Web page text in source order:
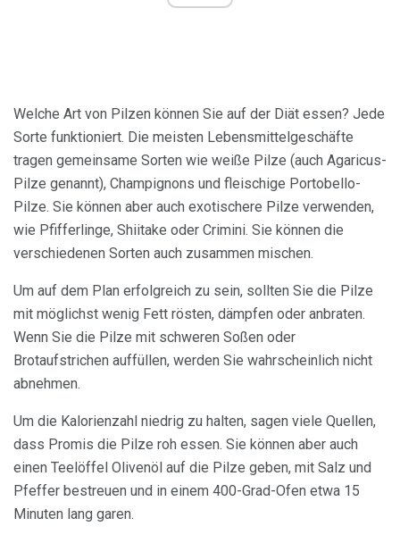
Welche Art von Pilzen können Sie auf der Diät essen? Jede
Sorte funktioniert. Die meisten Lebensmittelgeschäfte
tragen gemeinsame Sorten wie weiße Pilze (auch Agaricus-
Pilze genannt), Champignons und fleischige Portobello-
Pilze. Sie können aber auch exotischere Pilze verwenden,
wie Pfifferlinge, Shiitake oder Crimini. Sie können die
verschiedenen Sorten auch zusammen mischen.
Um auf dem Plan erfolgreich zu sein, sollten Sie die Pilze
mit möglichst wenig Fett rösten, dämpfen oder anbraten.
Wenn Sie die Pilze mit schweren Soßen oder
Brotaufstrichen auffüllen, werden Sie wahrscheinlich nicht
abnehmen.
Um die Kalorienzahl niedrig zu halten, sagen viele Quellen,
dass Promis die Pilze roh essen. Sie können aber auch
einen Teelöffel Olivenöl auf die Pilze geben, mit Salz und
Pfeffer bestreuen und in einem 400-Grad-Ofen etwa 15
Minuten lang garen.